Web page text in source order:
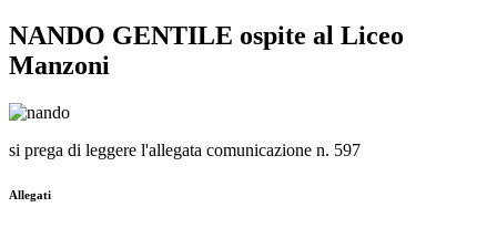
NANDO GENTILE ospite al Liceo
Manzoni
si prega di leggere l'allegata comunicazione n. 597
Allegati